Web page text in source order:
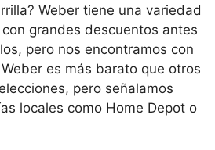
Weber tiene una variedad
grandes descuentos antes
pero nos encontramos con
es más barato que otros
pero señalamos
locales como Home Depot o